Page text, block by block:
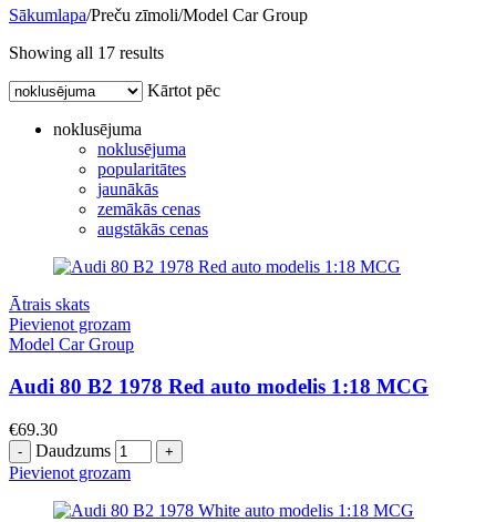
Sākumlapa/Preču zīmoli/Model Car Group
Showing all 17 results
Kārtot pēc
noklusējuma
noklusējuma
popularitātes
jaunākās
zemākās cenas
augstākās cenas
Ātrais skats
Pievienot grozam
Model Car Group
Audi 80 B2 1978 Red auto modelis 1:18 MCG
€69.30
Daudzums
Pievienot grozam